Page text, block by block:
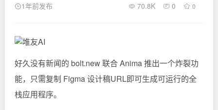
1年前发布 70.8K 0 0
好久没有新闻的 bolt.new联合Anima推出一个炸裂功
能，只需复制 Figma 设计稿URL即可生成可运行的全
栈应用程序。